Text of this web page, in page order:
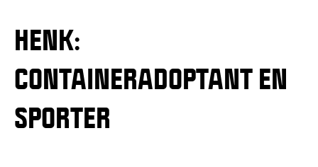
HENK:
CONTAINERADOPTANT EN
SPORTER